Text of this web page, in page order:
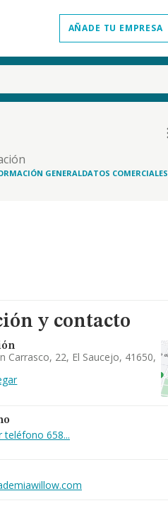
AÑADE TU EMPRESA
GENERALDATOS COMERCIALES
y contacto
Carrasco, 22, El Saucejo, 41650,
teléfono 658...
655...